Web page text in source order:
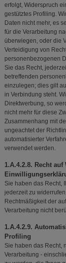
erfolgt, Widerspruch
gestütztes Profiling.
Daten nicht mehr, es
für die Verarbeitung
überwiegen, oder die
Verteidigung von
personenbezogenen
Sie das Recht,
betreffenden
einzulegen; dies gilt
in Verbindung steht.
Direktwerbung, so
nicht mehr für diese
Zusammenhang mit
ungeachtet der
automatisierter
verwendet werden.
1.A.4.2.8. Recht
Sie haben das Recht,
jederzeit zu
Rechtmäßigkeit der
Verarbeitung nicht
1.A.4.2.9.
Profiling
Sie haben das Recht,
Verarbeitung -